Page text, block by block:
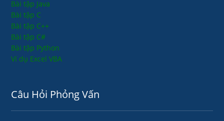
Bài tập Java
Bài tập C
Bài tập C++
Bài tập C#
Bài tập Python
Ví dụ Excel VBA
Câu Hỏi Phỏng Vấn